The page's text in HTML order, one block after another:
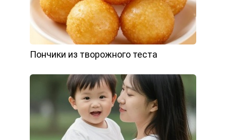
Пончики из творожного теста